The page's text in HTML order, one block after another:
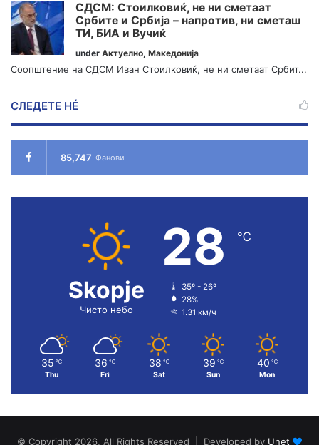
СДСМ: Стоилковиќ, не ни сметаат
Србите и Србија – напротив, ни сметаш
ТИ, БИА и Вучиќ
under Актуелно, Македонија
Соопштение на СДСМ Иван Стоилковиќ, не ни сметаат Србит...
СЛЕДЕТЕ НÉ
85,747 Фанови
Skopje
Чисто небо
28 ℃
35º - 26º
28%
1.31 км/ч
35 ℃
Thu
36 ℃
Fri
38 ℃
Sat
39 ℃
Sun
40 ℃
Mon
© Copyright 2026, All Rights Reserved | Developed by Unet